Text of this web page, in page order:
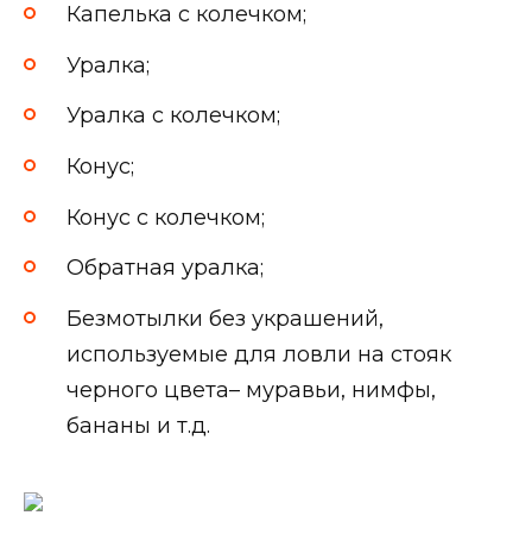
Капелька с колечком;
Уралка;
Уралка с колечком;
Конус;
Конус с колечком;
Обратная уралка;
Безмотылки без украшений,
используемые для ловли на стояк
черного цвета– муравьи, нимфы,
бананы и т.д.